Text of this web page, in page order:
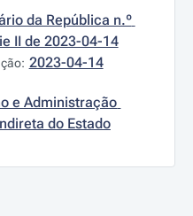
da República n.º
II de 2023-04-14
2023-04-14
e Administração
do Estado